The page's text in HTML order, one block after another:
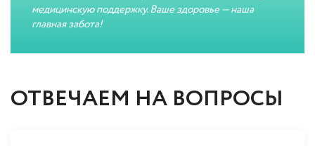
медицинскую поддержку. Ваше здоровье — наша
главная забота!
ОТВЕЧАЕМ НА ВОПРОСЫ